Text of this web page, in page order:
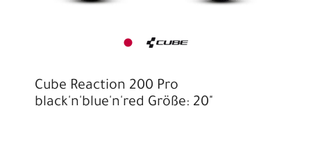
Cube Reaction 200 Pro
black'n'blue'n'red Größe: 20"